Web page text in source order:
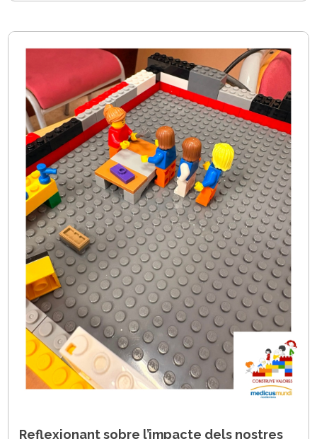
Reflexionant sobre l’impacte dels nostres